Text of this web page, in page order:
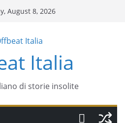
August 8, 2026
Italia
di storie insolite